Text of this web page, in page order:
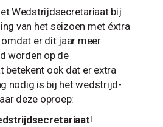
Wedstrijdsecretariaat bij
van het seizoen met éxtra
omdat er dit jaar meer
worden op de
betekent ook dat er extra
nodig is bij het wedstrijd-
deze oproep:
!